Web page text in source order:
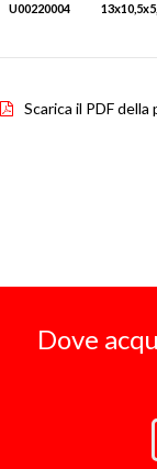
U00220004
Scarica il PDF della
Dove